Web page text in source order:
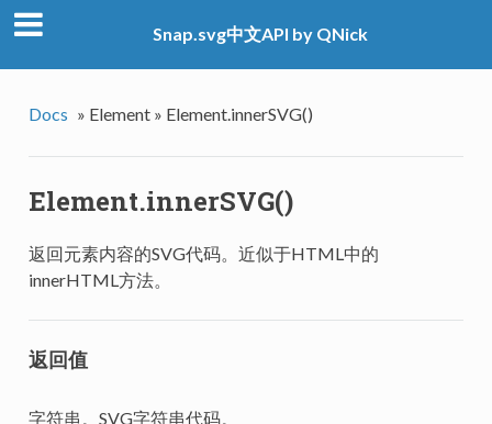
Snap.svg中文API by QNick
Docs » Element » Element.innerSVG()
Element.innerSVG()
返回元素内容的SVG代码。近似于HTML中的
innerHTML方法。
返回值
字符串。SVG字符串代码。